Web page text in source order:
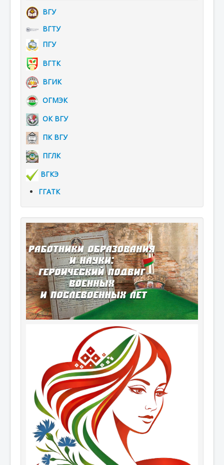
ВГУ
ВГТУ
ПГУ
ВГТК
ВГИК
ОГМЭК
ОК ВГУ
ПК ВГУ
ПГЛК
ВГКЭ
ГГАТК